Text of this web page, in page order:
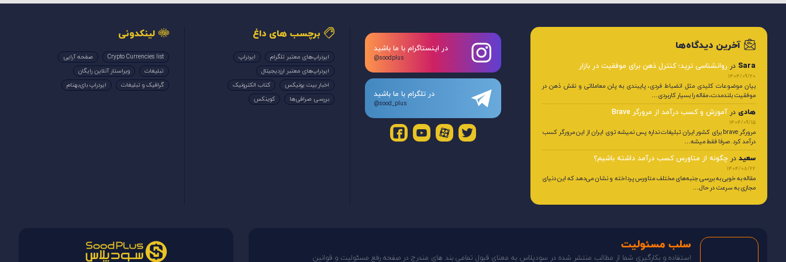
آخرین دیدگاه‌ها
Sara در روانشناسی ترید؛ کنترل ذهن برای موفقیت در بازار
1404/09/20
بیان موضوعات کلیدی مثل انضباط فردی، پایبندی به پلن معاملاتی و نقش ذهن در
موفقیت بلندمدت، مقاله را بسیار کاربردی…
هادی در آموزش و کسب درآمد از مرورگر Brave
1404/09/15
مرورگر brave برای کشور ایران تبلیغات نداره پس نمیشه توی ایران از این مرورگر کسب
درآمد کرد. صرفا فقط میشه…
سعید در چگونه از متاورس کسب درآمد داشته باشیم؟
1404/08/22
مقاله به خوبی به بررسی جنبه‌های مختلف متاورس پرداخته و نشان می‌دهد که این دنیای
مجازی به سرعت در حال…
در اینستاگرام با ما باشید
@soodplus
در تلگرام با ما باشید
@sood_plus
برچسب های داغ
ایردراپ‌های معتبر تلگرام
ایردراپ
ایردراپ‌های معتبر ارزدیجیتال
اخبار بیت یونیکس
کتاب الکترونیک
بررسی صرافی‌ها
کوینکس
لینکدونی
Crypto Currencies list
صفحه آرایی
تبلیغات
ویراستار آنلاین رایگان
گرافیک و تبلیغات
ایردراپ بای‌بهنام
سلب مسئولیت
استفاده و بکارگیری شما از مطالب منتشر شده در سودپلاس به معنای قبول تمامی بند های مندرج در صفحه رفع مسئولیت و قوانین